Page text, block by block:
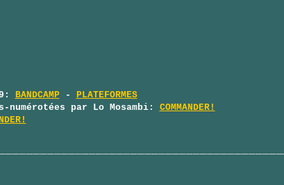
BANDCAMP-
PLATEFORMES
par Lo Mosambi: COMMANDER!